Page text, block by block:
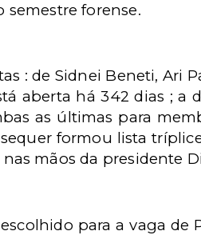
forense.
: de Sidnei Beneti, Ari
aberta há 342 dias ; a
as últimas para
formou lista
mãos da presidente
para a vaga de